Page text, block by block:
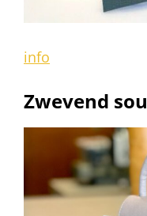
info
Zwevend